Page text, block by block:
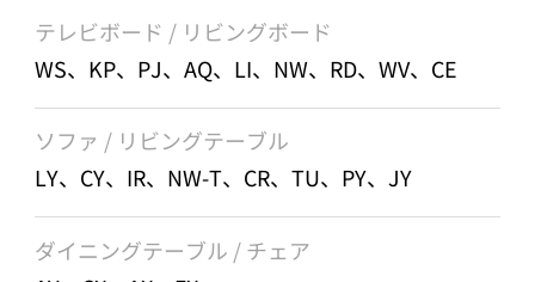
テレビボード / リビングボード
WS、KP、PJ、AQ、LI、NW、RD、WV、CE
ソファ / リビングテーブル
LY、CY、IR、NW-T、CR、TU、PY、JY
ダイニングテーブル / チェア